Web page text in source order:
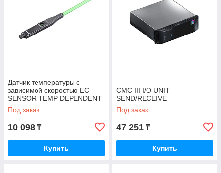
Датчик температуры с
зависимой скоростью EC
SENSOR TEMP DEPENDENT
SPEED
Под заказ
10 098 ₸
Купить
CMC III I/O UNIT
SEND/RECEIVE
Под заказ
47 251 ₸
Купить